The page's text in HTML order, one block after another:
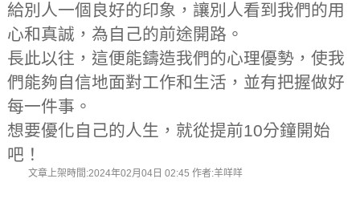
給別人一個良好的印象，讓別人看到我們的用
心和真誠，為自己的前途開路。
長此以往，這便能鑄造我們的心理優勢，使我
們能夠自信地面對工作和生活，並有把握做好
每一件事。
想要優化自己的人生，就從提前10分鐘開始
吧！
文章上架時間:2024年02月04日 02:45 作者:羊咩咩